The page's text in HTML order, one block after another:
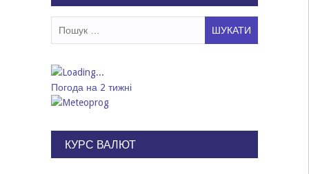
Погода на 2 тижні
КУРС ВАЛЮТ